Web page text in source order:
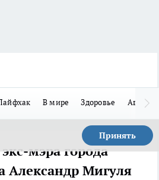
В мире Здоровье Авто
Принять
мэра города
Александр Мигуля